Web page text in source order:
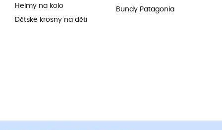
Helmy na kolo
Dětské krosny na děti
Bundy Patagonia